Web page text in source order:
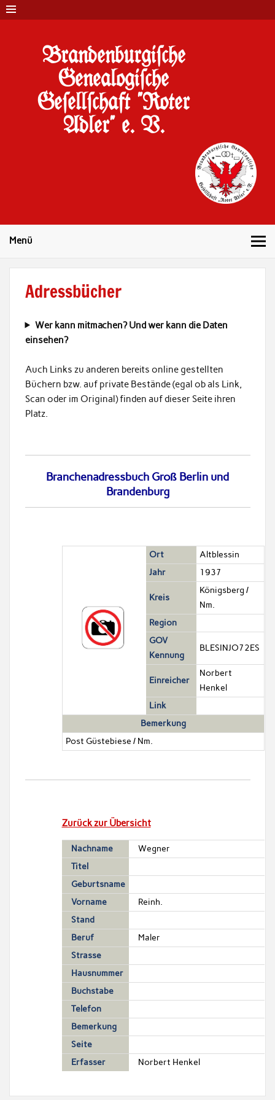
Brandenburgi#che
Genealogi#che
Ge#ell#chaft "Roter
Adler" e. V.
Menü
Adressbücher
Wer kann mitmachen? Und wer kann die Daten
einsehen?
Auch Links zu anderen bereits online gestellten
Büchern bzw. auf private Bestände (egal ob als Link,
Scan oder im Original) finden auf dieser Seite ihren
Platz.
Branchenadressbuch Groß Berlin und
Brandenburg
Ort
Altblessin
Jahr
1937
Kreis
Königsberg /
Nm.
Region
GOV
Kennung
BLESINJO72ES
Einreicher
Norbert
Henkel
Link
Bemerkung
Post Güstebiese / Nm.
Zurück zur Übersicht
Nachname
Wegner
Titel
Geburtsname
Vorname
Reinh.
Stand
Beruf
Maler
Strasse
Hausnummer
Buchstabe
Telefon
Bemerkung
Seite
Erfasser
Norbert Henkel